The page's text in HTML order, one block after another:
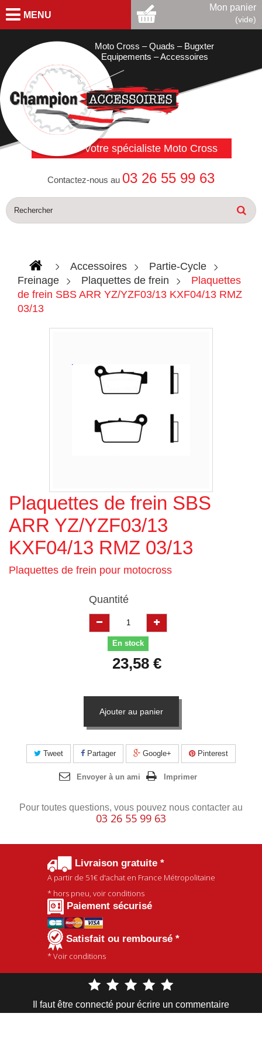
MENU
Mon panier
(vide)
Moto Cross – Quads – Bugxter
Equipements – Accessoires
Votre spécialiste Moto Cross
Contactez-nous au 03 26 55 99 63
Accessoires
Partie-Cycle
Freinage
Plaquettes de frein
Plaquettes
de frein SBS ARR YZ/YZF03/13 KXF04/13 RMZ
03/13
Agrandir l'image
Plaquettes de frein SBS
ARR YZ/YZF03/13
KXF04/13 RMZ 03/13
Plaquettes de frein pour motocross
Quantité
En stock
23,58 €
Ajouter au panier
Tweet Partager Google+ Pinterest
Envoyer à un ami Imprimer
Pour toutes questions, vous pouvez nous contacter au
03 26 55 99 63
Livraison gratuite *
A partir de 51€d'achat en France Métropolitaine
* hors pneu, voir conditions
Paiement sécurisé
Satisfait ou remboursé *
* Voir conditions
Il faut être connecté pour écrire un commentaire